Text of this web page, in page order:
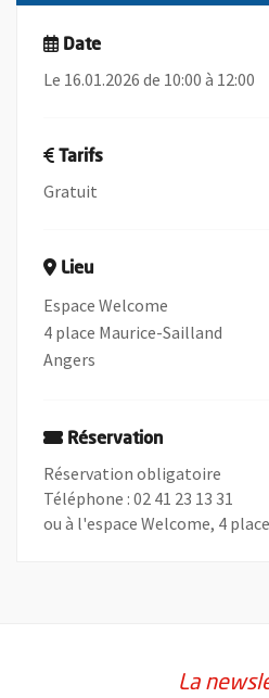
Date
Le 16.01.2026 de 10:00 à 12:00
Tarifs
Gratuit
Lieu
Espace Welcome
4 place Maurice-Sailland
Angers
Réservation
Réservation obligatoire
Téléphone : 02 41 23 13 31
ou à l'espace Welcome, 4
La